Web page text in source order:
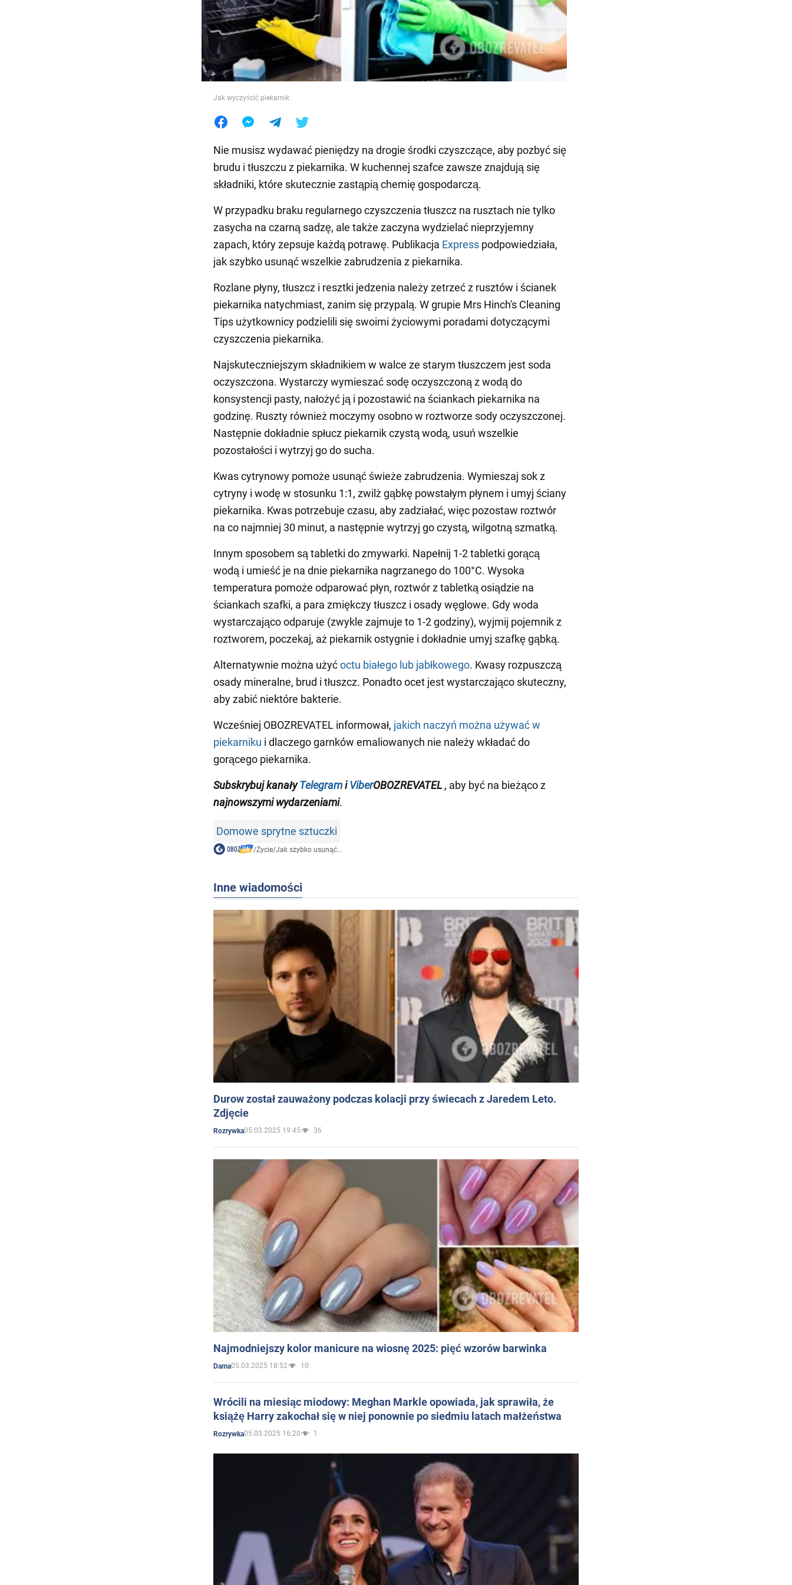
Jedzenie
Jak wyczyścić piekarnik
Nie musisz wydawać pieniędzy na drogie środki czyszczące, aby pozbyć się
brudu i tłuszczu z piekarnika. W kuchennej szafce zawsze znajdują się
składniki, które skutecznie zastąpią chemię gospodarczą.
W przypadku braku regularnego czyszczenia tłuszcz na rusztach nie tylko
zasycha na czarną sadzę, ale także zaczyna wydzielać nieprzyjemny
zapach, który zepsuje każdą potrawę. Publikacja Express podpowiedziała,
jak szybko usunąć wszelkie zabrudzenia z piekarnika.
Rozlane płyny, tłuszcz i resztki jedzenia należy zetrzeć z rusztów i ścianek
piekarnika natychmiast, zanim się przypalą. W grupie Mrs Hinch's Cleaning
Tips użytkownicy podzielili się swoimi życiowymi poradami dotyczącymi
czyszczenia piekarnika.
Najskuteczniejszym składnikiem w walce ze starym tłuszczem jest soda
oczyszczona. Wystarczy wymieszać sodę oczyszczoną z wodą do
konsystencji pasty, nałożyć ją i pozostawić na ściankach piekarnika na
godzinę. Ruszty również moczymy osobno w roztworze sody oczyszczonej.
Następnie dokładnie spłucz piekarnik czystą wodą, usuń wszelkie
pozostałości i wytrzyj go do sucha.
Kwas cytrynowy pomoże usunąć świeże zabrudzenia. Wymieszaj sok z
cytryny i wodę w stosunku 1:1, zwilż gąbkę powstałym płynem i umyj ściany
piekarnika. Kwas potrzebuje czasu, aby zadziałać, więc pozostaw roztwór
na co najmniej 30 minut, a następnie wytrzyj go czystą, wilgotną szmatką.
Innym sposobem są tabletki do zmywarki. Napełnij 1-2 tabletki gorącą
wodą i umieść je na dnie piekarnika nagrzanego do 100°C. Wysoka
temperatura pomoże odparować płyn, roztwór z tabletką osiądzie na
ściankach szafki, a para zmiękczy tłuszcz i osady węglowe. Gdy woda
wystarczająco odparuje (zwykle zajmuje to 1-2 godziny), wyjmij pojemnik z
roztworem, poczekaj, aż piekarnik ostygnie i dokładnie umyj szafkę gąbką.
Alternatywnie można użyćoctu białego lub jabłkowego. Kwasy rozpuszczą
osady mineralne, brud i tłuszcz. Ponadto ocet jest wystarczająco skuteczny,
aby zabić niektóre bakterie.
Wcześniej OBOZREVATEL informował, jakich naczyń można używać w
piekarniku i dlaczego garnków emaliowanych nie należy wkładać do
gorącego piekarnika.
Subskrybuj kanałyTelegramiViberOBOZREVATEL , aby być na bieżąco z
najnowszymi wydarzeniami.
Domowe sprytne sztuczki
/Życie/Jak szybko usunąć...
Inne wiadomości
Durow został zauważony podczas kolacji przy świecach z Jaredem Leto.
Zdjęcie
Rozrywka05.03.2025 19:45 36
Najmodniejszy kolor manicure na wiosnę 2025: pięć wzorów barwinka
Dama05.03.2025 18:52 10
Wrócili na miesiąc miodowy: Meghan Markle opowiada, jak sprawiła, że
książę Harry zakochał się w niej ponownie po siedmiu latach małżeństwa
Rozrywka05.03.2025 16:20 1